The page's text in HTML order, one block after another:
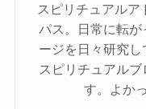
スピリチュアル
パス。日常に転
ージを日々研究し
スピリチュアル
す。よか